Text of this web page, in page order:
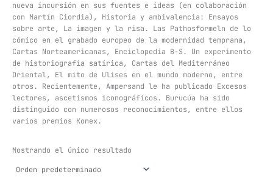
nueva incursión en sus fuentes e ideas (en colaboración
con Martín Ciordia), Historia y ambivalencia: Ensayos
sobre arte, La imagen y la risa. Las Pathosformeln de lo
cómico en el grabado europeo de la modernidad temprana,
Cartas Norteamericanas, Enciclopedia B-S. Un experimento
de historiografía satírica, Cartas del Mediterráneo
Oriental, El mito de Ulises en el mundo moderno, entre
otros. Recientemente, Ampersand le ha publicado Excesos
lectores, ascetismos iconográficos. Burucúa ha sido
distinguido con numerosos reconocimientos, entre ellos
varios premios Konex.
Mostrando el único resultado